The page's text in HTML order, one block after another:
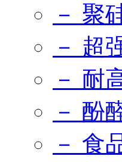
－ 聚
－ 超
－ 耐
－ 酚
－ 食